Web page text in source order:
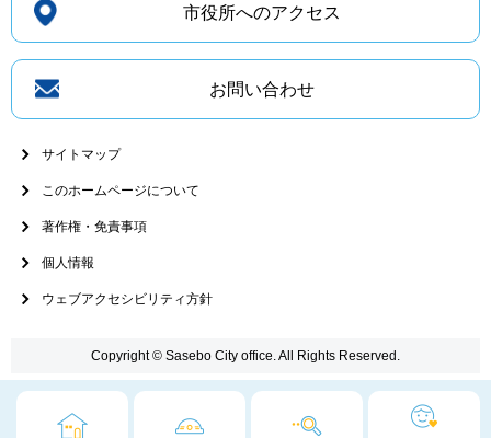
市役所へのアクセス
お問い合わせ
サイトマップ
このホームページについて
著作権・免責事項
個人情報
ウェブアクセシビリティ方針
Copyright © Sasebo City office. All Rights Reserved.